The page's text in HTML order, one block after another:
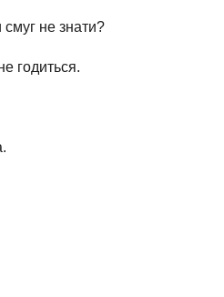
смуг не знати?
годиться.